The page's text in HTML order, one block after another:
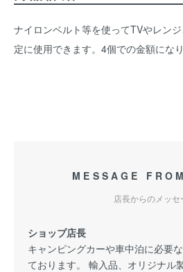
ナイロンベルト等を使ってTVやレン
定に使用できます。4個での金額になり
MESSAGE
店長からのメッセ
ショップ店長
キャンピングカーや車中泊に必要
ております。 輸入品、オリジナル